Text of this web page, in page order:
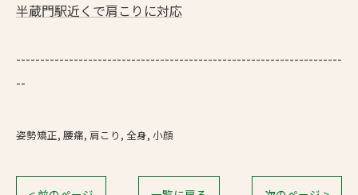
半蔵門駅近くで肩こりに対応
--------------------------------------------------------------------
--
姿勢矯正 腰痛 肩こり 全身 小顔